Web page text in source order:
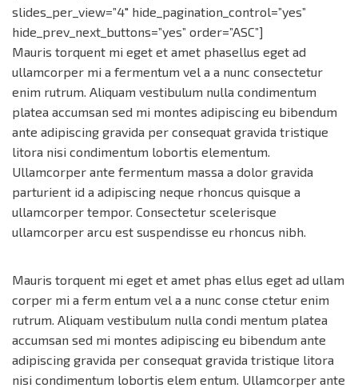
slides_per_view=”4″ hide_pagination_control=”yes”
hide_prev_next_buttons=”yes” order=”ASC”]
Mauris torquent mi eget et amet phasellus eget ad
ullamcorper mi a fermentum vel a a nunc consectetur
enim rutrum. Aliquam vestibulum nulla condimentum
platea accumsan sed mi montes adipiscing eu bibendum
ante adipiscing gravida per consequat gravida tristique
litora nisi condimentum lobortis elementum.
Ullamcorper ante fermentum massa a dolor gravida
parturient id a adipiscing neque rhoncus quisque a
ullamcorper tempor. Consectetur scelerisque
ullamcorper arcu est suspendisse eu rhoncus nibh.
Mauris torquent mi eget et amet phas ellus eget ad ullam
corper mi a ferm entum vel a a nunc conse ctetur enim
rutrum. Aliquam vestibulum nulla condi mentum platea
accumsan sed mi montes adipiscing eu bibendum ante
adipiscing gravida per consequat gravida tristique litora
nisi condimentum lobortis elem entum. Ullamcorper ante